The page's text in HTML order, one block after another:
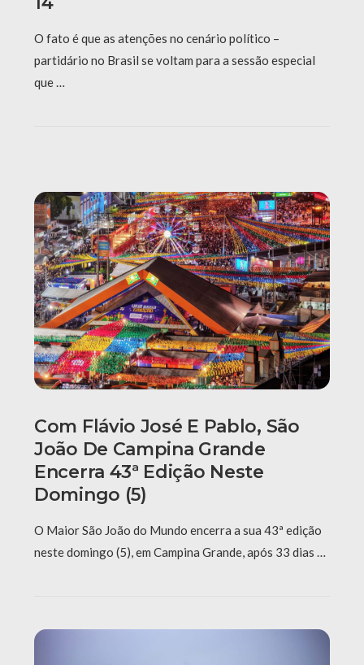
O fato é que as atenções no cenário político –
partidário no Brasil se voltam para a sessão especial
que …
Com Flávio José E Pablo, São
João De Campina Grande
Encerra 43ª Edição Neste
Domingo (5)
O Maior São João do Mundo encerra a sua 43ª edição
neste domingo (5), em Campina Grande, após 33 dias …